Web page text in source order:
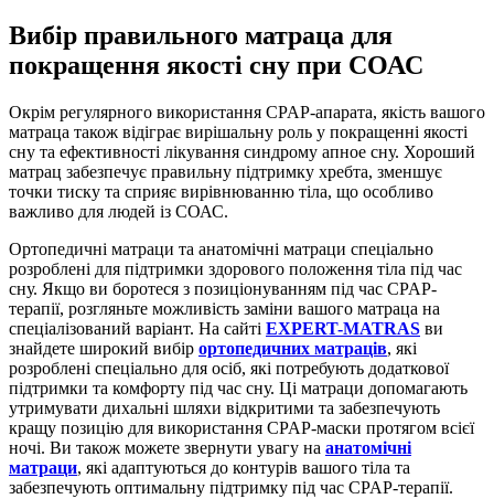
Вибір правильного матраца для
покращення якості сну при СОАС
Окрім регулярного використання CPAP-апарата, якість вашого
матраца також відіграє вирішальну роль у покращенні якості
сну та ефективності лікування синдрому апное сну. Хороший
матрац забезпечує правильну підтримку хребта, зменшує
точки тиску та сприяє вирівнюванню тіла, що особливо
важливо для людей із СОАС.
Ортопедичні матраци та анатомічні матраци спеціально
розроблені для підтримки здорового положення тіла під час
сну. Якщо ви боротеся з позиціонуванням під час CPAP-
терапії, розгляньте можливість заміни вашого матраца на
спеціалізований варіант. На сайті EXPERT-MATRAS ви
знайдете широкий вибір ортопедичних матраців, які
розроблені спеціально для осіб, які потребують додаткової
підтримки та комфорту під час сну. Ці матраци допомагають
утримувати дихальні шляхи відкритими та забезпечують
кращу позицію для використання CPAP-маски протягом всієї
ночі. Ви також можете звернути увагу на анатомічні
матраци, які адаптуються до контурів вашого тіла та
забезпечують оптимальну підтримку під час CPAP-терапії.